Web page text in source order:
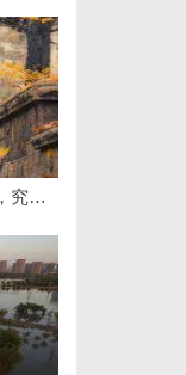
揭秘！专业充电桩项目软件开发商，究竟藏着哪些行业秘诀？